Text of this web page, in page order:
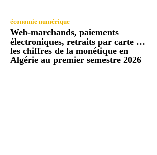
économie numérique
Web-marchands, paiements
électroniques, retraits par carte …
les chiffres de la monétique en
Algérie au premier semestre 2026